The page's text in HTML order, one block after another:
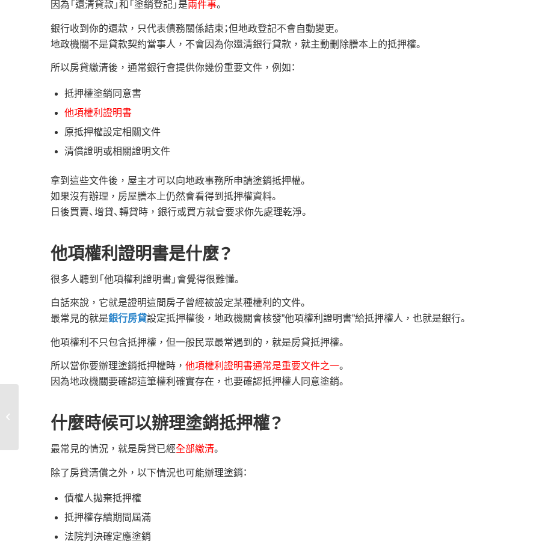
因為「還清貸款」和「塗銷登記」是兩件事。
銀行收到你的還款，只代表債務關係結束；但地政登記不會自動變更。
地政機關不是貸款契約當事人，不會因為你還清銀行貸款，就主動刪除謄本上的抵押權。
所以房貸繳清後，通常銀行會提供你幾份重要文件，例如：
抵押權塗銷同意書
他項權利證明書
原抵押權設定相關文件
清償證明或相關證明文件
拿到這些文件後，屋主才可以向地政事務所申請塗銷抵押權。
如果沒有辦理，房屋謄本上仍然會看得到抵押權資料。
日後買賣、增貸、轉貸時，銀行或買方就會要求你先處理乾淨。
他項權利證明書是什麼？
很多人聽到「他項權利證明書」會覺得很難懂。
白話來說，它就是證明這間房子曾經被設定某種權利的文件。
最常見的就是銀行房貸設定抵押權後，地政機關會核發”他項權利證明書”給抵押權人，也就是銀行。
他項權利不只包含抵押權，但一般民眾最常遇到的，就是房貸抵押權。
所以當你要辦理塗銷抵押權時， 他項權利證明書通常是重要文件之一。
因為地政機關要確認這筆權利確實存在，也要確認抵押權人同意塗銷。
什麼時候可以辦理塗銷抵押權？
最常見的情況，就是房貸已經全部繳清。
除了房貸清償之外，以下情況也可能辦理塗銷：
債權人拋棄抵押權
抵押權存續期間屆滿
法院判決確定應塗銷
嗎？最新申請條件、利
率、額度、注�...